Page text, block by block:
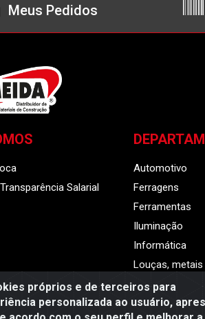
próprios e de terceiros para
personalizada ao usuário,
Meus Pedidos
Salarial
Automotivo
Ferragens
Ferramentas
Iluminação
Informática
Louças,
Almeida Distribuidor - Rodovia